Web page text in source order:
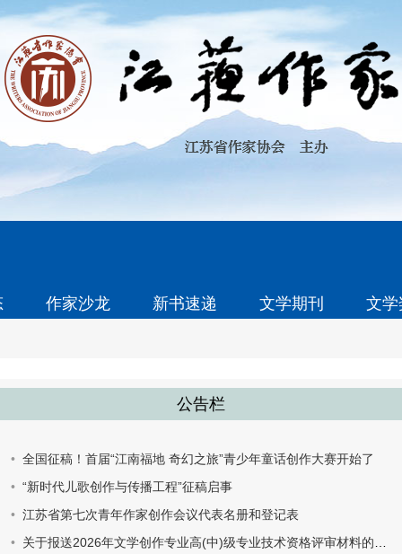
作家沙龙 新书速递 文学期刊 文
公告栏
全国征稿！首届“江南福地 奇幻之旅”青少年童话创作大赛开始了
“新时代儿歌创作与传播工程”征稿启事
江苏省第七次青年作家创作会议代表名册和登记表
关于报送2026年文学创作专业高(中)级专业技术资格评审材料的通知